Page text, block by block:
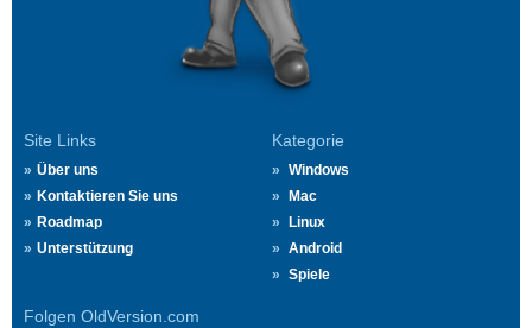
Site Links
Über uns
Kontaktieren Sie uns
Roadmap
Unterstützung
Kategorie
Windows
Mac
Linux
Android
Spiele
Folgen OldVersion.com